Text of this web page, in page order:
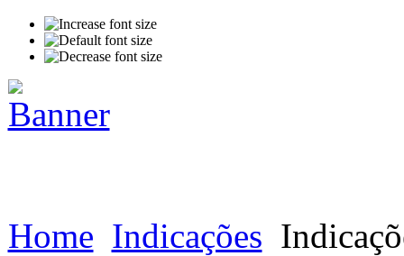
Home Indicações